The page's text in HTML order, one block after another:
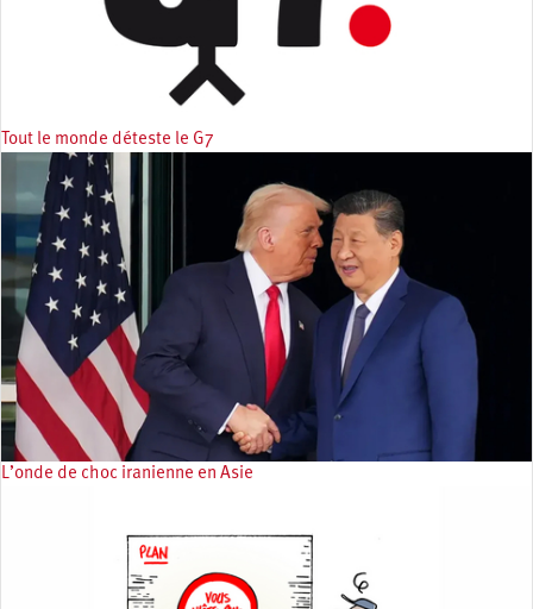
Tout le monde déteste le G7
L’onde de choc iranienne en Asie